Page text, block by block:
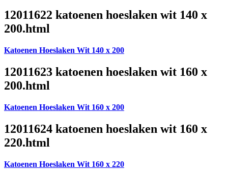
12011622 katoenen hoeslaken wit 140 x
200.html
Katoenen Hoeslaken Wit 140 x 200
12011623 katoenen hoeslaken wit 160 x
200.html
Katoenen Hoeslaken Wit 160 x 200
12011624 katoenen hoeslaken wit 160 x
220.html
Katoenen Hoeslaken Wit 160 x 220